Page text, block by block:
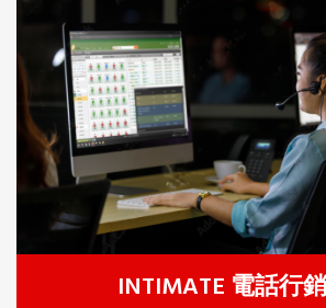
LEARN MORE
INTIMATE 電話行